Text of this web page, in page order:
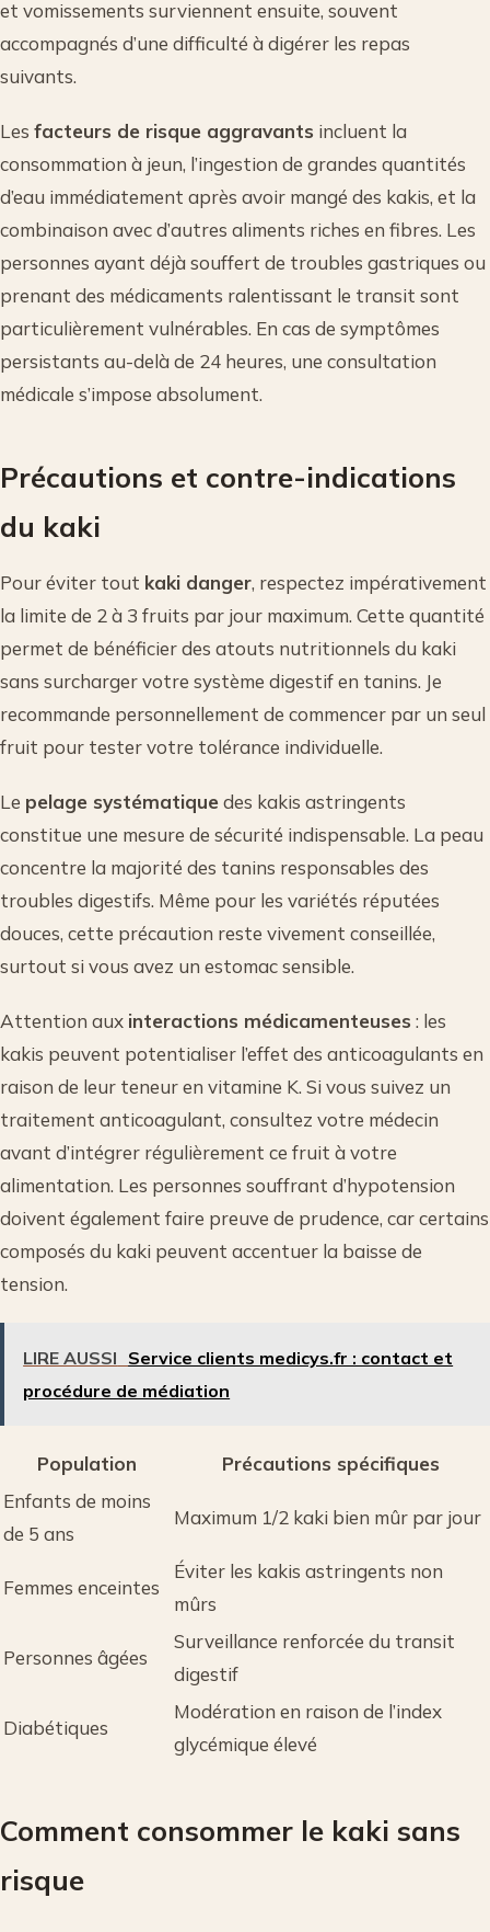
et vomissements surviennent ensuite, souvent
accompagnés d’une difficulté à digérer les repas
suivants.
Les facteurs de risque aggravants incluent la
consommation à jeun, l’ingestion de grandes quantités
d’eau immédiatement après avoir mangé des kakis, et la
combinaison avec d’autres aliments riches en fibres. Les
personnes ayant déjà souffert de troubles gastriques ou
prenant des médicaments ralentissant le transit sont
particulièrement vulnérables. En cas de symptômes
persistants au-delà de 24 heures, une consultation
médicale s’impose absolument.
Précautions et contre-indications
du kaki
Pour éviter tout kaki danger, respectez impérativement
la limite de 2 à 3 fruits par jour maximum. Cette quantité
permet de bénéficier des atouts nutritionnels du kaki
sans surcharger votre système digestif en tanins. Je
recommande personnellement de commencer par un seul
fruit pour tester votre tolérance individuelle.
Le pelage systématiquedes kakis astringents
constitue une mesure de sécurité indispensable. La peau
concentre la majorité des tanins responsables des
troubles digestifs. Même pour les variétés réputées
douces, cette précaution reste vivement conseillée,
surtout si vous avez un estomac sensible.
Attention aux interactions médicamenteuses : les
kakis peuvent potentialiser l’effet des anticoagulants en
raison de leur teneur en vitamine K. Si vous suivez un
traitement anticoagulant, consultez votre médecin
avant d’intégrer régulièrement ce fruit à votre
alimentation. Les personnes souffrant d’hypotension
doivent également faire preuve de prudence, car certains
composés du kaki peuvent accentuer la baisse de
tension.
LIRE AUSSI Service clients medicys.fr : contact et
procédure de médiation
Population
Précautions spécifiques
Enfants de moins
de 5 ans
Maximum 1/2 kaki bien mûr par jour
Femmes enceintes
Éviter les kakis astringents non
mûrs
Personnes âgées
Surveillance renforcée du transit
digestif
Diabétiques
Modération en raison de l’index
glycémique élevé
Comment consommer le kaki sans
risque